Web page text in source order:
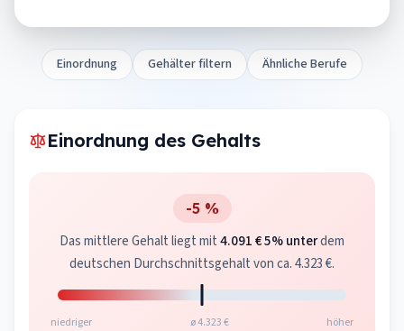
Einordnung Gehälter filtern Ähnliche Berufe
Einordnung des Gehalts
-5 %
Das mittlere Gehalt liegt mit4.091 €5% unterdem
deutschen Durchschnittsgehalt von ca. 4.323 €.
niedriger ø 4.323 € höher